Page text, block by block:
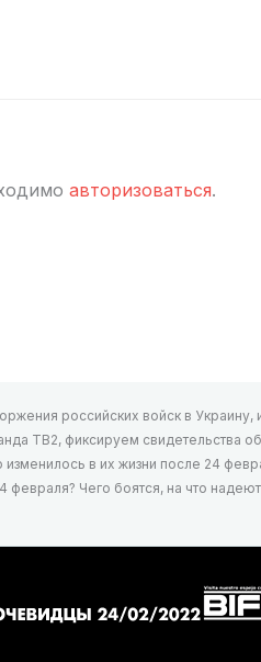
авторизоваться.
российских войск в Украину,
ТВ2, фиксируем свидетельства
изменилось в их жизни после 24
февраля? Чего боятся, на что